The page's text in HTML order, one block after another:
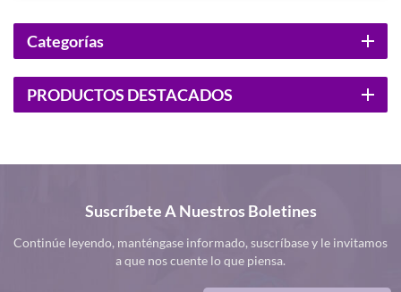
Categorías
PRODUCTOS DESTACADOS
Suscríbete A Nuestros Boletines
Continúe leyendo, manténgase informado, suscríbase y le invitamos
a que nos cuente lo que piensa.